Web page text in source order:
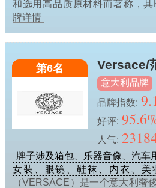
和选用高品质原材料而著称，其
牌详情
第6名 Versace/
意大利品牌
品牌指数:
好评:
人气:
牌子涉及箱包、乐器音像、汽车
女装、眼镜、鞋袜、内衣、美
（VERSACE）是一个意大利奢